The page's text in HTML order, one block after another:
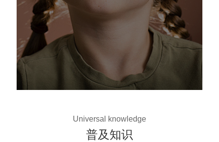
Universal knowledge
普及知识